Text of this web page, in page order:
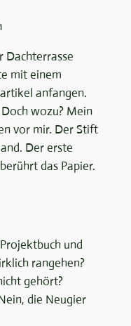
Dachterrasse
mit einem
anfangen.
wozu? Mein
vor mir. Der Stift
Der erste
das Papier.
und
rangehen?
gehört?
die Neugier